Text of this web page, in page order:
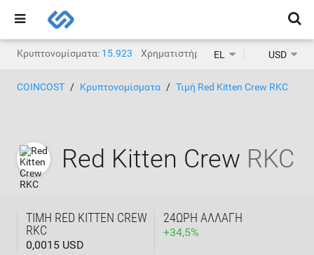
Κρυπτονομίσματα: 15.923 Χρηματιστήρια κρυπτονομισμάτων:
EL USD
COINCOST Κρυπτονομίσματα Τιμή Red Kitten Crew RKC
Red Kitten Crew RKC
ΤΙΜΉ RED KITTEN CREW
RKC
0,0015 USD
24ΩΡΗ ΑΛΛΑΓΉ
+34,5%